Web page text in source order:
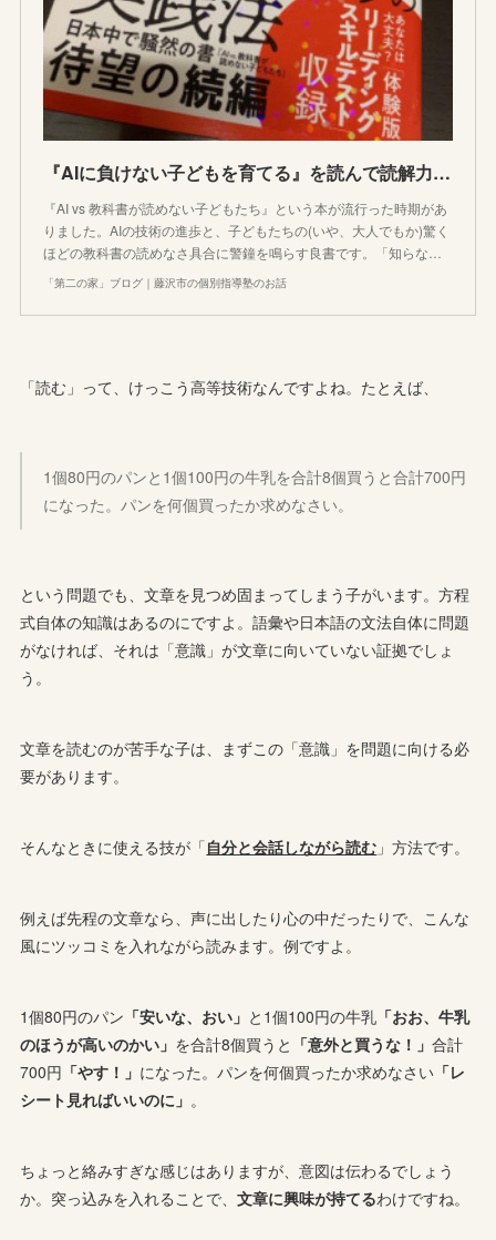
『AIに負けない子どもを育てる』を読んで読解力アップのコツを学んだ日
『AI vs 教科書が読めない子どもたち』という本が流行った時期があ
りました。AIの技術の進歩と、子どもたちの(いや、大人でもか)驚く
ほどの教科書の読めなさ具合に警鐘を鳴らす良書です。「知らな…
「第二の家」ブログ｜藤沢市の個別指導塾のお話
「読む」って、けっこう高等技術なんですよね。たとえば、
1個80円のパンと1個100円の牛乳を合計8個買うと合計700円
になった。パンを何個買ったか求めなさい。
という問題でも、文章を見つめ固まってしまう子がいます。方程
式自体の知識はあるのにですよ。語彙や日本語の文法自体に問題
がなければ、それは「意識」が文章に向いていない証拠でしょ
う。
文章を読むのが苦手な子は、まずこの「意識」を問題に向ける必
要があります。
そんなときに使える技が「自分と会話しながら読む 」方法です。
例えば先程の文章なら、声に出したり心の中だったりで、こんな
風にツッコミを入れながら読みます。例ですよ。
1個80円のパン 「安いな、おい」 と1個100円の牛乳 「おお、牛乳
のほうが高いのかい」 を合計8個買うと 「意外と買うな！」合計
700円 「やす！」 になった。パンを何個買ったか求めなさい 「レ
シート見ればいいのに」 。
ちょっと絡みすぎな感じはありますが、意図は伝わるでしょう
か。突っ込みを入れることで、文章に興味が持てるわけですね。